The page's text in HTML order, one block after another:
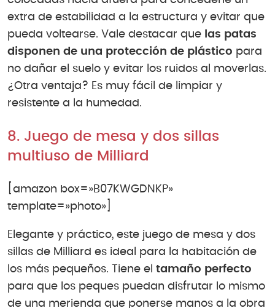
extra de estabilidad a la estructura y evitar que
pueda voltearse. Vale destacar que las patas
disponen de una protección de plástico para
no dañar el suelo y evitar los ruidos al moverlas.
¿Otra ventaja? Es muy fácil de limpiar y
resistente a la humedad.
8. Juego de mesa y dos sillas
multiuso de Milliard
[amazon box=»B07KWGDNKP»
template=»photo»]
Elegante y práctico, este juego de mesa y dos
sillas de Milliard es ideal para la habitación de
los más pequeños. Tiene el tamaño perfecto
para que los peques puedan disfrutar lo mismo
de una merienda que ponerse manos a la obra